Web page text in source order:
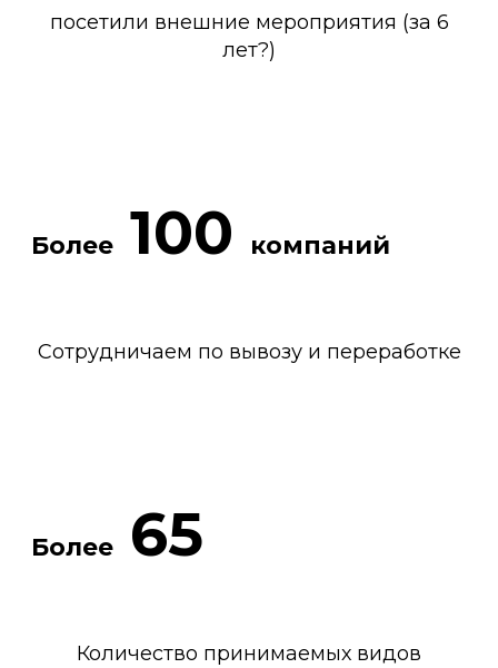
посетили внешние мероприятия (за 6
лет?)
Более 100 компаний
Сотрудничаем по вывозу и переработке
Более 65
Количество принимаемых видов